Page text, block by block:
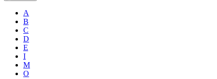
A
B
C
D
E
I
M
O